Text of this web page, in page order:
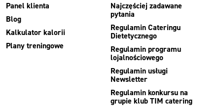
Panel klienta
Blog
Kalkulator kalorii
Plany treningowe
Najczęściej zadawane
pytania
Regulamin Cateringu
Dietetycznego
Regulamin programu
lojalnościowego
Regulamin usługi
Newsletter
Regulamin konkursu na
grupie klub TIM catering